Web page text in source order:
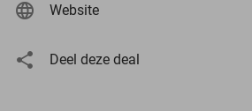
Website
Deel deze deal